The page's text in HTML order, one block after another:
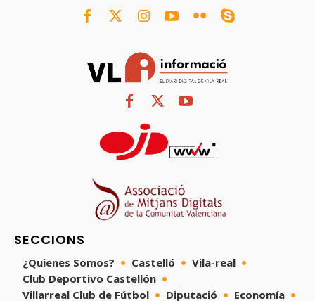
SECCIONS
¿Quienes Somos? Castelló
Vila-real
Club Deportivo Castellón
Villarreal Club de Fútbol
Diputació
Economía